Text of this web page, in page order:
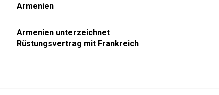
Armenien
Armenien unterzeichnet
Rüstungsvertrag mit Frankreich